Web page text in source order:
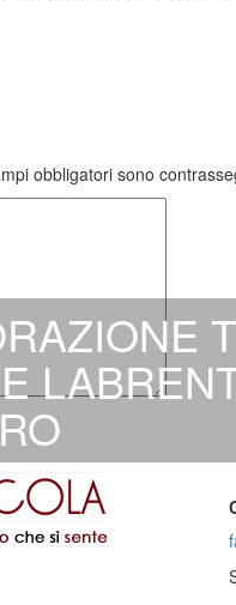
obbligatori sono